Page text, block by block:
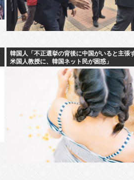
韓国人「不正選挙の背後に中国がいると主張
米国人教授に、韓国ネット民が困惑」